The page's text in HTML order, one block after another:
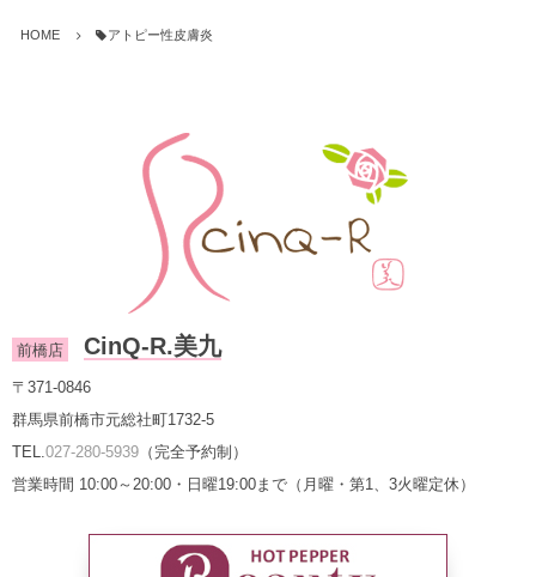
HOME アトピー性皮膚炎
前橋店 CinQ-R.美九
〒371-0846
群馬県前橋市元総社町1732-5
TEL.027-280-5939 （完全予約制）
営業時間 10:00～20:00・日曜19:00まで（月曜・第1、3火曜定休）